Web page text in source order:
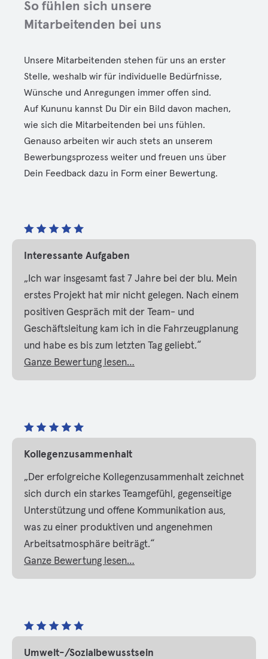
So fühlen sich unsere
Mitarbeitenden bei uns
Unsere Mitarbeitenden stehen für uns an erster
Stelle, weshalb wir für individuelle Bedürfnisse,
Wünsche und Anregungen immer offen sind.
Auf Kununu kannst Du Dir ein Bild davon machen,
wie sich die Mitarbeitenden bei uns fühlen.
Genauso arbeiten wir auch stets an unserem
Bewerbungsprozess weiter und freuen uns über
Dein Feedback dazu in Form einer Bewertung.
Interessante Aufgaben
„Ich war insgesamt fast 7 Jahre bei der blu. Mein
erstes Projekt hat mir nicht gelegen. Nach einem
positiven Gespräch mit der Team- und
Geschäftsleitung kam ich in die Fahrzeugplanung
und habe es bis zum letzten Tag geliebt.“
Ganze Bewertung lesen…
Kollegenzusammenhalt
„Der erfolgreiche Kollegenzusammenhalt zeichnet
sich durch ein starkes Teamgefühl, gegenseitige
Unterstützung und offene Kommunikation aus,
was zu einer produktiven und angenehmen
Arbeitsatmosphäre beiträgt.“
Ganze Bewertung lesen…
Umwelt-/Sozialbewusstsein